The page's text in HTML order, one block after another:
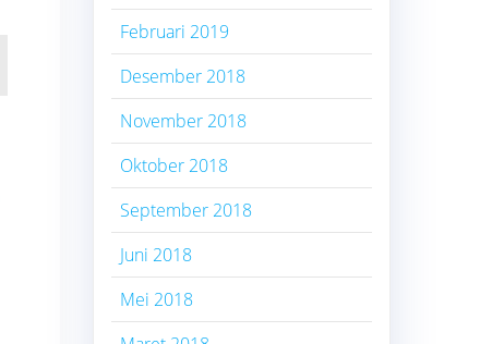
Februari 2019
Desember 2018
November 2018
Oktober 2018
September 2018
Juni 2018
Mei 2018